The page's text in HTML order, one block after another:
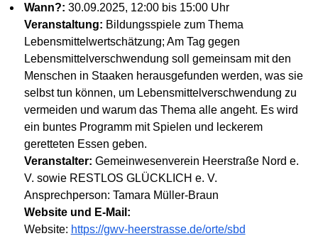
Wann?: 30.09.2025, 12:00 bis 15:00 Uhr
Veranstaltung: Bildungsspiele zum Thema
Lebensmittelwertschätzung; Am Tag gegen
Lebensmittelverschwendung soll gemeinsam mit den
Menschen in Staaken herausgefunden werden, was sie
selbst tun können, um Lebensmittelverschwendung zu
vermeiden und warum das Thema alle angeht. Es wird
ein buntes Programm mit Spielen und leckerem
geretteten Essen geben.
Veranstalter: Gemeinwesenverein Heerstraße Nord e.
V. sowie RESTLOS GLÜCKLICH e. V.
Ansprechperson: Tamara Müller-Braun
Website und E-Mail:
Website: https://gwv-heerstrasse.de/orte/sbd